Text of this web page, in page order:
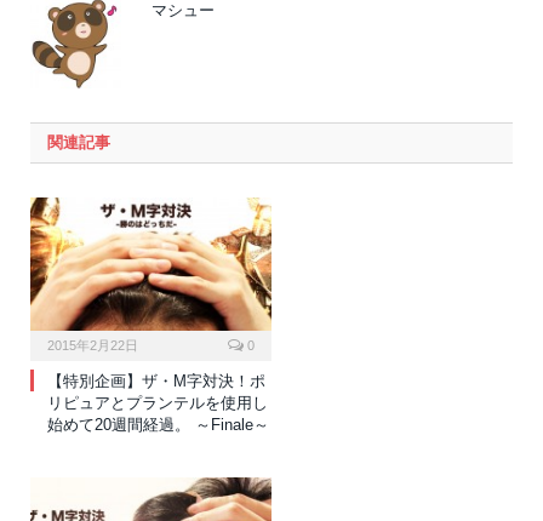
マシュー
関連記事
2015年2月22日 0
【特別企画】ザ・M字対決！ポ
リピュアとプランテルを使用し
始めて20週間経過。 ～Finale～